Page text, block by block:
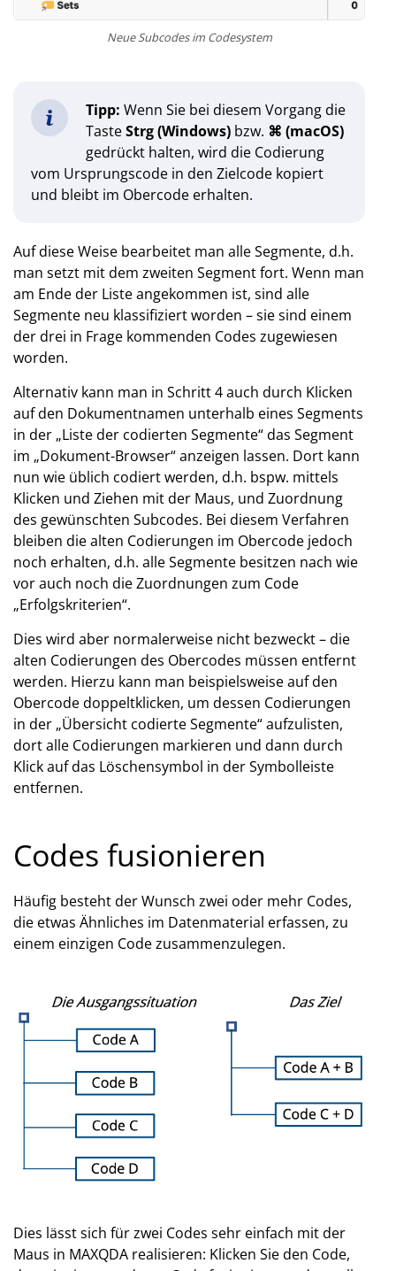
Neue Subcodes im Codesystem
Tipp: Wenn Sie bei diesem Vorgang die
TasteStrg (Windows) bzw. ⌘ (macOS)
gedrückt halten, wird die Codierung
vom Ursprungscode in den Zielcode kopiert
und bleibt im Obercode erhalten.
Auf diese Weise bearbeitet man alle Segmente, d.h.
man setzt mit dem zweiten Segment fort. Wenn man
am Ende der Liste angekommen ist, sind alle
Segmente neu klassifiziert worden – sie sind einem
der drei in Frage kommenden Codes zugewiesen
worden.
Alternativ kann man in Schritt 4 auch durch Klicken
auf den Dokumentnamen unterhalb eines Segments
in der „Liste der codierten Segmente“ das Segment
im „Dokument-Browser“ anzeigen lassen. Dort kann
nun wie üblich codiert werden, d.h. bspw. mittels
Klicken und Ziehen mit der Maus, und Zuordnung
des gewünschten Subcodes. Bei diesem Verfahren
bleiben die alten Codierungen im Obercode jedoch
noch erhalten, d.h. alle Segmente besitzen nach wie
vor auch noch die Zuordnungen zum Code
„Erfolgskriterien“.
Dies wird aber normalerweise nicht bezweckt – die
alten Codierungen des Obercodes müssen entfernt
werden. Hierzu kann man beispielsweise auf den
Obercode doppeltklicken, um dessen Codierungen
in der „Übersicht codierte Segmente“ aufzulisten,
dort alle Codierungen markieren und dann durch
Klick auf das Löschensymbol in der Symbolleiste
entfernen.
Codes fusionieren
Häufig besteht der Wunsch zwei oder mehr Codes,
die etwas Ähnliches im Datenmaterial erfassen, zu
einem einzigen Code zusammenzulegen.
Dies lässt sich für zwei Codes sehr einfach mit der
Maus in MAXQDA realisieren: Klicken Sie den Code,